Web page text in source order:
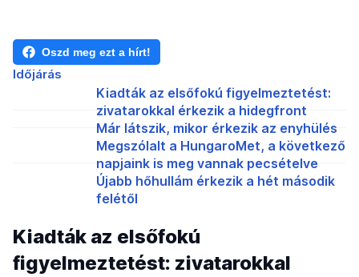
Oszd meg ezt a hírt!
Időjárás
Kiadták az elsőfokú figyelmeztetést:
zivatarokkal érkezik a hidegfront
Már látszik, mikor érkezik az enyhülés
Megszólalt a HungaroMet, a következő
napjaink is meg vannak pecsételve
Újabb hőhullám érkezik a hét második
felétől
Kiadták az elsőfokú
figyelmeztetést: zivatarokkal